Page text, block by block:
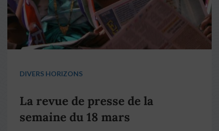
DIVERS HORIZONS
La revue de presse de la
semaine du 18 mars